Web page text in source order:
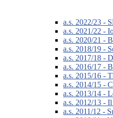
a.s. 2022/23 -
a.s. 2021/22 -
a.s. 2020/21 -
a.s. 2018/19 -
a.s. 2017/18 -
a.s. 2016/17 -
a.s. 2015/16 -
a.s. 2014/15 -
a.s. 2013/14 -
a.s. 2012/13 -
a.s. 2011/12 -